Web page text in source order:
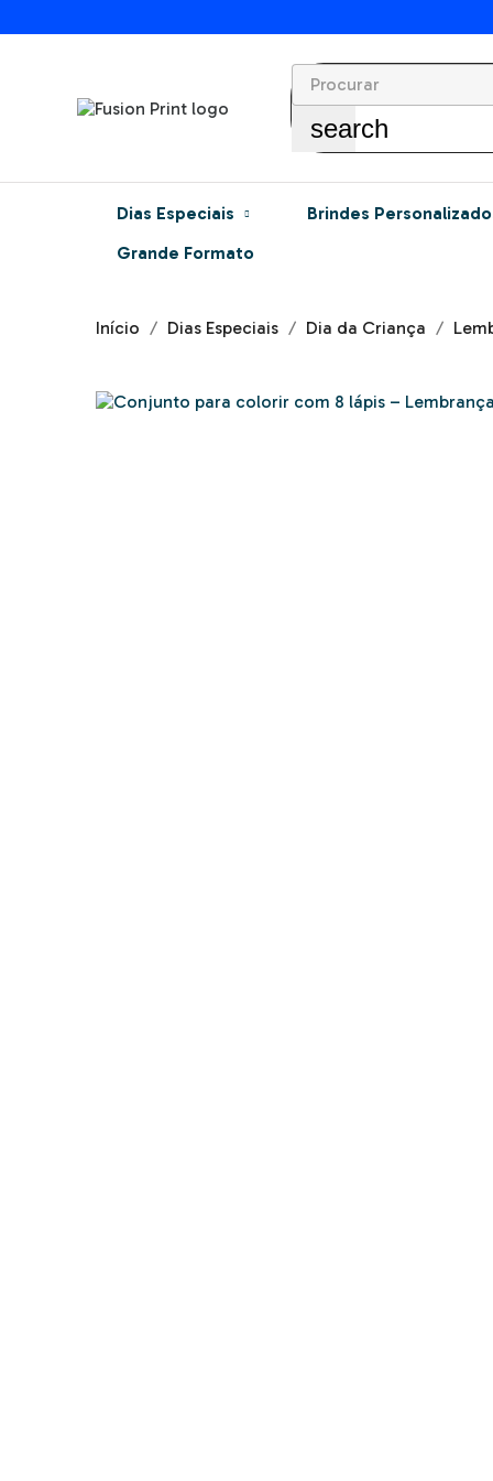
search
Dias Especiais
Brindes
Grande Formato
Início Dias Especiais Dia da Criança